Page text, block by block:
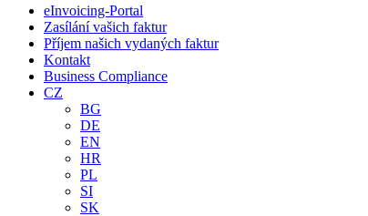
eInvoicing-Portal
Zasílání vašich faktur
Příjem našich vydaných faktur
Kontakt
Business Compliance
CZ
BG
DE
EN
HR
PL
SI
SK